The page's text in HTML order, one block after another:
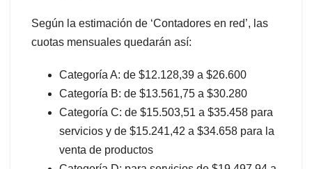
Según la estimación de ‘Contadores en red’, las
cuotas mensuales quedarán así:
Categoría A: de $12.128,39 a $26.600
Categoría B: de $13.561,75 a $30.280
Categoría C: de $15.503,51 a $35.458 para
servicios y de $15.241,42 a $34.658 para la
venta de productos